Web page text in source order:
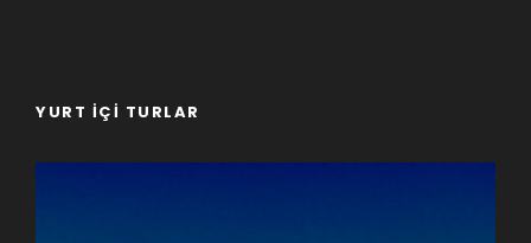
YURT İÇI TURLAR